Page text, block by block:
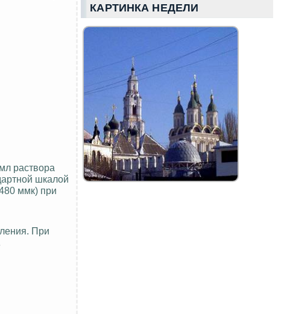
КАРТИНКА НЕДЕЛИ
раствора
шкалой
ммк) при
При